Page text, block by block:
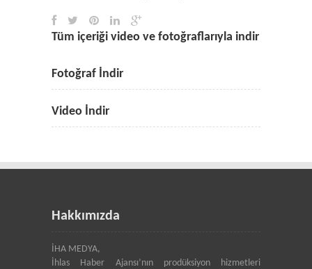
Tüm içeriği video ve fotoğraflarıyla indir
Fotoğraf İndir
Video İndir
Hakkımızda
İHA MEDYA,
İhlas Haber Ajansı’nın prodüksiyon hizmetleri